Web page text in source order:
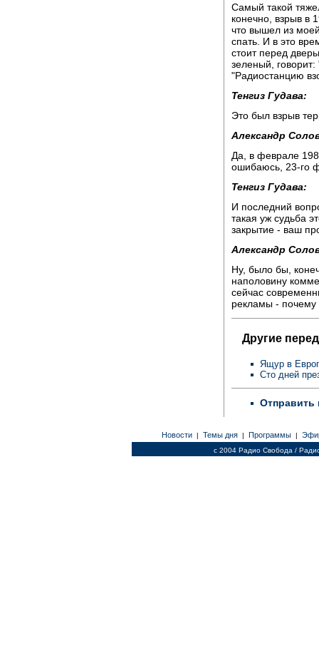
Самый такой
конечно, взрыв в
что вышел из
спать. И в это
стоит перед
зеленый,
"Радиостанцию
Тенгиз Гудава:
Это был взрыв
Александр
Да, в феврале
ошибаюсь, 23-го
Тенгиз Гудава:
И последний
такая уж судьба
закрытие - ваш
Александр
Ну, было бы,
наполовину
сейчас
рекламы - почему
Другие
Ящур в
Сто дней
Отправить
Новости | Темы дня | Программы |
c 2004 Радио Свобода /